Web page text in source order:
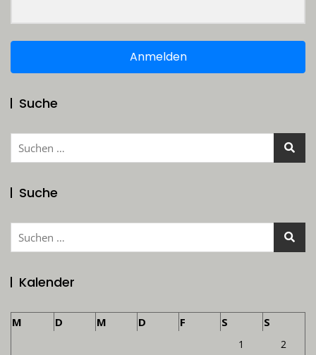
Anmelden
Suche
Suchen
Suche
Suchen
Kalender
M D M D F S S
1 2